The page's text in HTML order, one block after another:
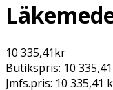
10 335,41kr
Butikspris: 10
Jmfs.pris: 10 335,41